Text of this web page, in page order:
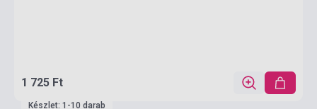
1 725 Ft
Készlet: 1-10 darab